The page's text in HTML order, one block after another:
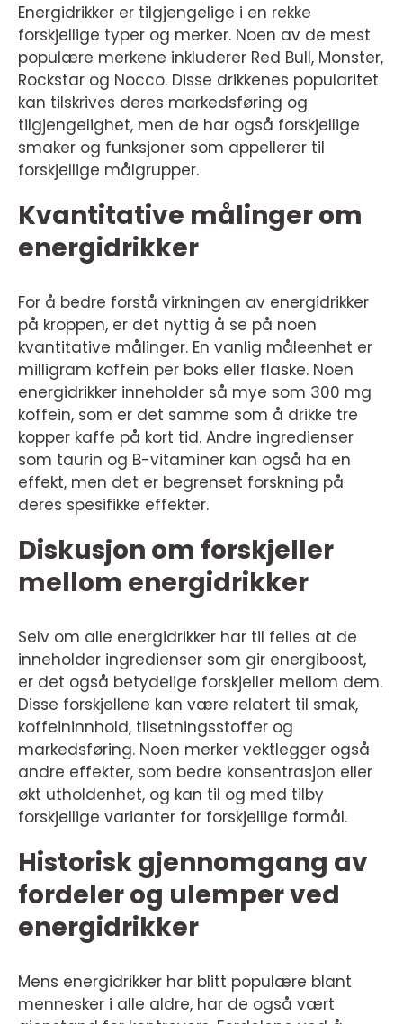
Energidrikker er tilgjengelige i en rekke
forskjellige typer og merker. Noen av de mest
populære merkene inkluderer Red Bull, Monster,
Rockstar og Nocco. Disse drikkenes popularitet
kan tilskrives deres markedsføring og
tilgjengelighet, men de har også forskjellige
smaker og funksjoner som appellerer til
forskjellige målgrupper.
Kvantitative målinger om
energidrikker
For å bedre forstå virkningen av energidrikker
på kroppen, er det nyttig å se på noen
kvantitative målinger. En vanlig måleenhet er
milligram koffein per boks eller flaske. Noen
energidrikker inneholder så mye som 300 mg
koffein, som er det samme som å drikke tre
kopper kaffe på kort tid. Andre ingredienser
som taurin og B-vitaminer kan også ha en
effekt, men det er begrenset forskning på
deres spesifikke effekter.
Diskusjon om forskjeller
mellom energidrikker
Selv om alle energidrikker har til felles at de
inneholder ingredienser som gir energiboost,
er det også betydelige forskjeller mellom dem.
Disse forskjellene kan være relatert til smak,
koffeininnhold, tilsetningsstoffer og
markedsføring. Noen merker vektlegger også
andre effekter, som bedre konsentrasjon eller
økt utholdenhet, og kan til og med tilby
forskjellige varianter for forskjellige formål.
Historisk gjennomgang av
fordeler og ulemper ved
energidrikker
Mens energidrikker har blitt populære blant
mennesker i alle aldre, har de også vært